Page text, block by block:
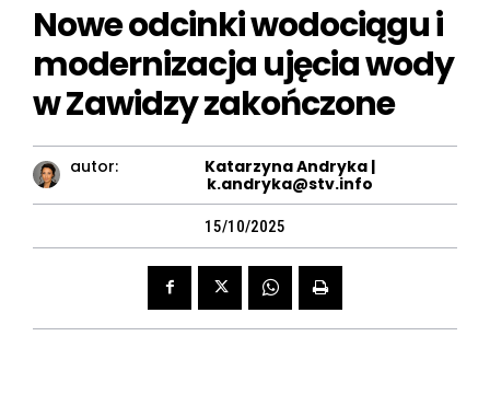
Nowe odcinki wodociągu i
modernizacja ujęcia wody
w Zawidzy zakończone
autor:
Katarzyna Andryka |
k.andryka@stv.info
15/10/2025